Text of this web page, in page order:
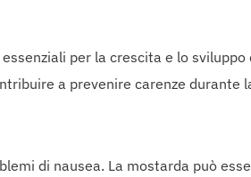
per la crescita e lo
a prevenire carenze durante
di nausea. La mostarda può